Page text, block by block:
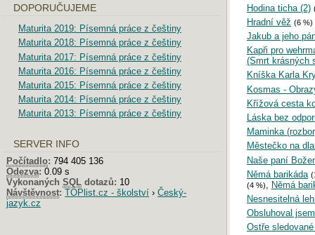
Hodina ticha (2)
Hradní věž (6 %)
Jakub a jeho
Kapři pro
(Smrt krásných
Kníška Karla
Kosmas -
Křížová cesta
Láska bez
Maminka
Městečko na
Naše paní
Němá barikáda
(4 %)
Němá
Nesnesitelná
Obsluhoval
Ostře
DOPORUČUJEME
Maturita 2019: Písemná práce z češtiny
Maturita 2018: Písemná práce z češtiny
Maturita 2017: Písemná práce z češtiny
Maturita 2016: Písemná práce z češtiny
Maturita 2015: Písemná práce z češtiny
Maturita 2014: Písemná práce z češtiny
Maturita 2013: Písemná práce z češtiny
SERVER INFO
Počítadlo: 794 405 136
Odezva: 0.09 s
Vykonaných SQL dotazů: 10
Návštěvnost: TOPlist.cz - školství › Český-
jazyk.cz